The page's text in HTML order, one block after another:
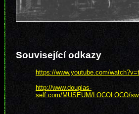
Související odkazy
https://www.youtube.com/
http://www.douglas-
self.com/MUSEUM/LOCOLOCO/